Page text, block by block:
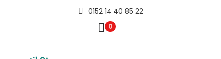
0152 14 40 85 22
0